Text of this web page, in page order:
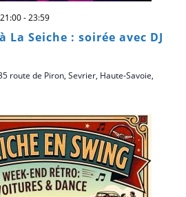
La Seiche : soirée avec DJ
-23:59
route de Piron, Sevrier, Haute-Savoie,